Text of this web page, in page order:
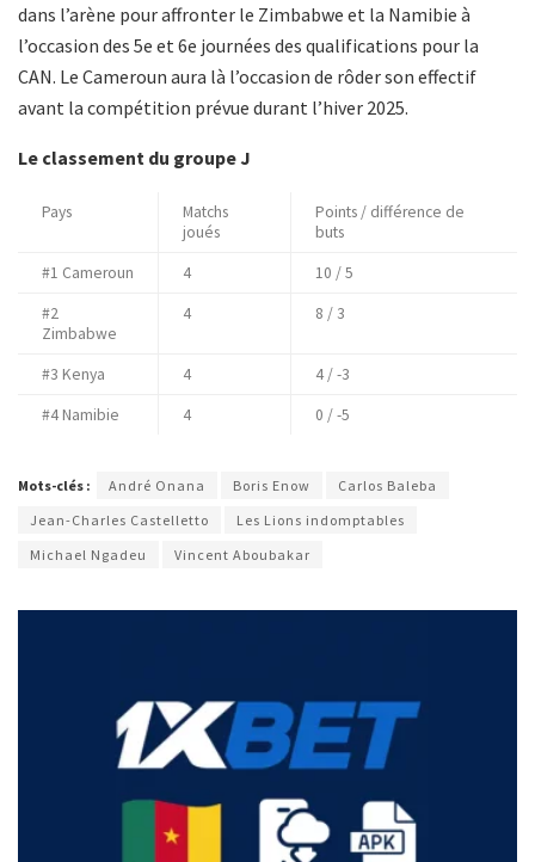
dans l’arène pour affronter le Zimbabwe et la Namibie à
l’occasion des 5e et 6e journées des qualifications pour la
CAN. Le Cameroun aura là l’occasion de rôder son effectif
avant la compétition prévue durant l’hiver 2025.
Le classement du groupe J
Pays
Matchs
joués
Points / différence de
buts
#1 Cameroun
4
10 / 5
#2
Zimbabwe
4 8 / 3
#3 Kenya 4
4 / -3
#4 Namibie
4 0 / -5
Mots-clés : André Onana Boris Enow
Carlos Baleba
Jean-Charles Castelletto
Les Lions indomptables
Michael Ngadeu
Vincent Aboubakar